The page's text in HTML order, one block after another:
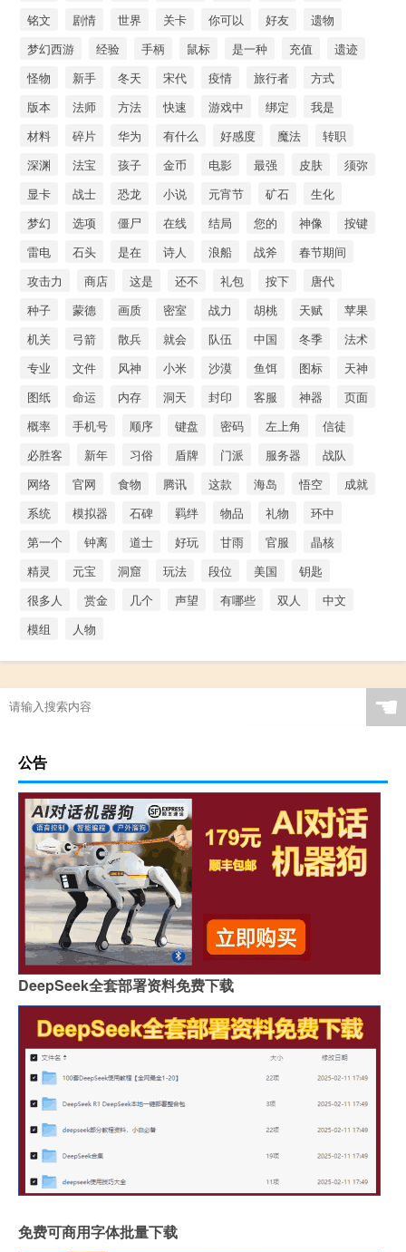
铭文
剧情 世界 关卡 你可以 好友
遗物
梦幻西游
经验 手柄 鼠标 是一种 充值
遗迹
怪物
新手 冬天 宋代 疫情 旅行者
方式
版本
法师 方法 快速 游戏中 绑定
我是
材料
碎片 华为 有什么 好感度 魔法
转职
深渊
法宝 孩子 金币 电影 最强 皮肤
须弥
显卡
战士 恐龙 小说 元宵节 矿石
生化
梦幻
选项 僵尸 在线 结局 您的 神像
按键
雷电
石头 是在 诗人 浪船 战斧
春节期间
攻击力
商店 这是 还不 礼包 按下
唐代
种子
蒙德 画质 密室 战力 胡桃 天赋
苹果
机关
弓箭 散兵 就会 队伍 中国 冬季
法术
专业
文件 风神 小米 沙漠 鱼饵 图标
天神
图纸
命运 内存 洞天 封印 客服 神器
页面
概率
手机号 顺序 键盘 密码 左上角
信徒
必胜客
新年 习俗 盾牌 门派 服务器
战队
网络
官网 食物 腾讯 这款 海岛 悟空
成就
系统
模拟器 石碑 羁绊 物品 礼物
环中
第一个
钟离 道士 好玩 甘雨 官服
晶核
精灵
元宝 洞窟 玩法 段位 美国
钥匙
很多人
赏金 几个 声望 有哪些 双人
中文
模组
人物
☚
公告
DeepSeek全套部署资料免费下载
免费可商用字体批量下载